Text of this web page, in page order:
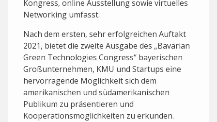
Kongress, online Ausstellung sowie virtuelles
Networking umfasst.
Nach dem ersten, sehr erfolgreichen Auftakt
2021, bietet die zweite Ausgabe des „Bavarian
Green Technologies Congress“ bayerischen
Großunternehmen, KMU und Startups eine
hervorragende Möglichkeit sich dem
amerikanischen und südamerikanischen
Publikum zu präsentieren und
Kooperationsmöglichkeiten zu erkunden.